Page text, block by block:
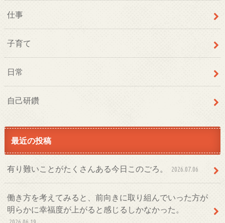
仕事
子育て
日常
自己研鑽
最近の投稿
有り難いことがたくさんある今日このごろ。 2026.07.06
働き方を考えてみると、前向きに取り組んでいった方が
明らかに幸福度が上がると感じるしかなかった。